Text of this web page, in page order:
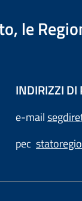
le
INDIRIZZI DI
e-mail
pec